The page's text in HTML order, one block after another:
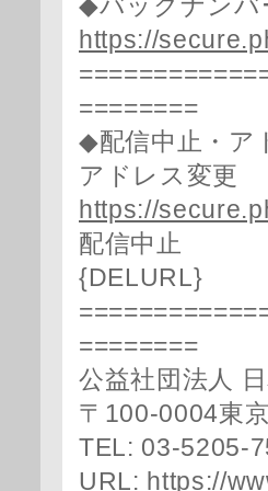
◆バックナン
https://
========
◆配信中止・
アドレス変更
https://
配信中止
{DELURL}
========
公益社団法人
〒100-0004東
TEL: 03-5205-
URL: https://